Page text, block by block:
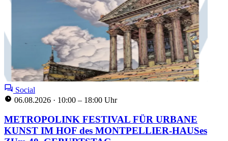
Social
06.08.2026 · 10:00 – 18:00 Uhr
METROPOLINK FESTIVAL FÜR URBANE
KUNST IM HOF des MONTPELLIER-HAUSes